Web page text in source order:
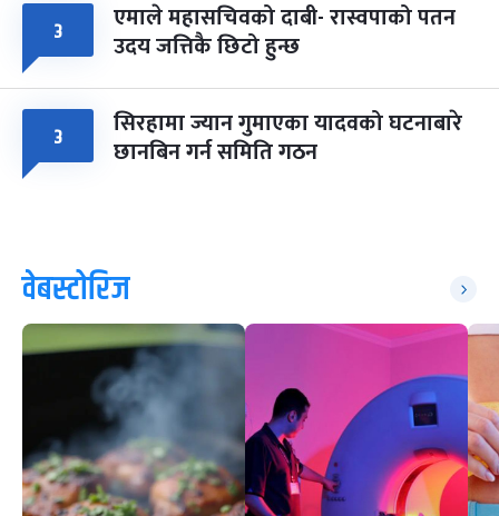
३ एमाले महासचिवको दाबी- रास्वपाको पतन
उदय जत्तिकै छिटो हुन्छ
३ सिरहामा ज्यान गुमाएका यादवको घटनाबारे
छानबिन गर्न समिति गठन
वेबस्टोरिज